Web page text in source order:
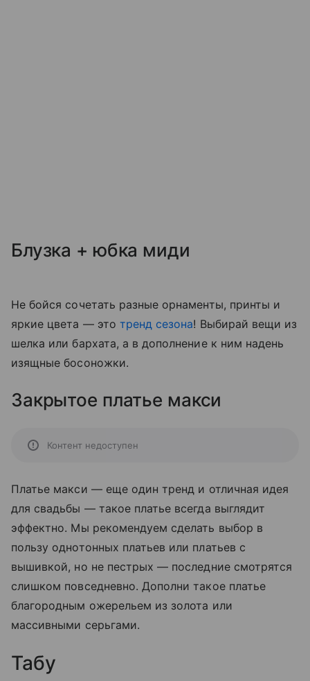
Блузка + юбка миди
Не бойся сочетать разные орнаменты, принты и
яркие цвета — это тренд сезона! Выбирай вещи из
шелка или бархата, а в дополнение к ним надень
изящные босоножки.
Закрытое платье макси
Контент недоступен
Платье макси — еще один тренд и отличная идея
для свадьбы — такое платье всегда выглядит
эффектно. Мы рекомендуем сделать выбор в
пользу однотонных платьев или платьев с
вышивкой, но не пестрых — последние смотрятся
слишком повседневно. Дополни такое платье
благородным ожерельем из золота или
массивными серьгами.
Табу